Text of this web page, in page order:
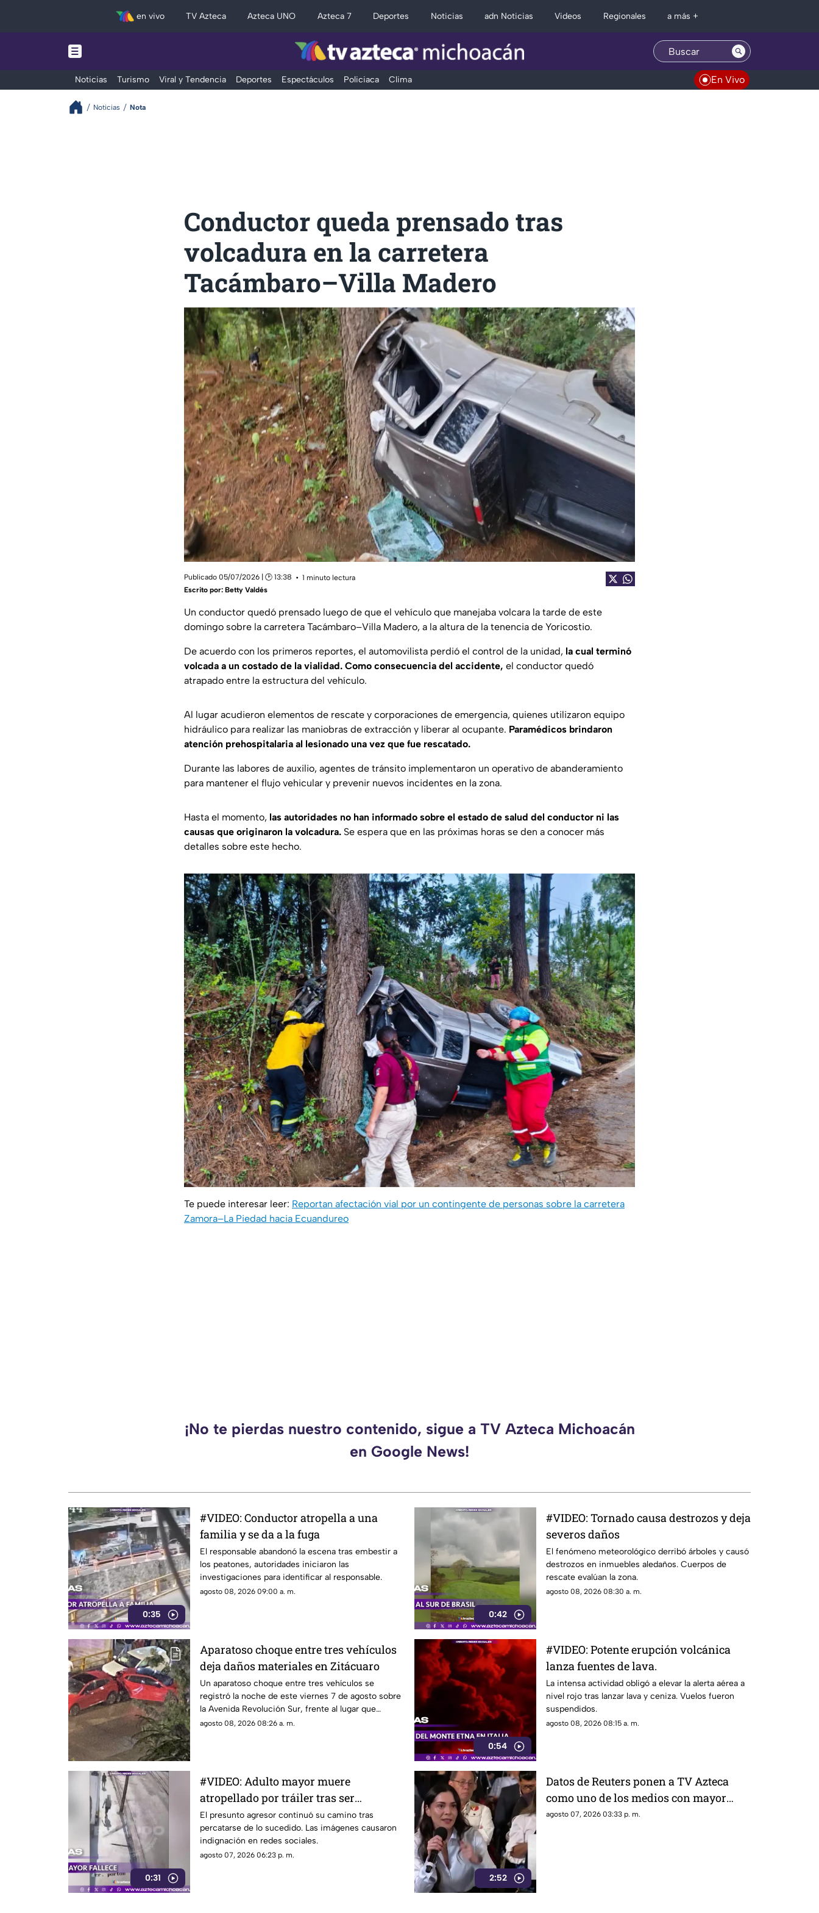
en vivo TV Azteca Azteca UNO Azteca 7 Deportes Noticias adn Noticias Videos Regionales a más +
Noticias Turismo Viral y Tendencia Deportes Espectáculos Policiaca Clima En Vivo
Noticias Nota
Conductor queda prensado tras
volcadura en la carretera
Tacámbaro–Villa Madero
Publicado 05/07/2026 | 🕑 13:38
1 minuto lectura
Escrito por: Betty Valdés
Un conductor quedó prensado luego de que el vehículo que manejaba volcara la tarde de este
domingo sobre la carretera Tacámbaro–Villa Madero, a la altura de la tenencia de Yoricostio.
De acuerdo con los primeros reportes, el automovilista perdió el control de la unidad, la cual terminó
volcada a un costado de la vialidad. Como consecuencia del accidente, el conductor quedó
atrapado entre la estructura del vehículo.
Al lugar acudieron elementos de rescate y corporaciones de emergencia, quienes utilizaron equipo
hidráulico para realizar las maniobras de extracción y liberar al ocupante. Paramédicos brindaron
atención prehospitalaria al lesionado una vez que fue rescatado.
Durante las labores de auxilio, agentes de tránsito implementaron un operativo de abanderamiento
para mantener el flujo vehicular y prevenir nuevos incidentes en la zona.
Hasta el momento, las autoridades no han informado sobre el estado de salud del conductor ni las
causas que originaron la volcadura. Se espera que en las próximas horas se den a conocer más
detalles sobre este hecho.
Te puede interesar leer: Reportan afectación vial por un contingente de personas sobre la carretera
Zamora–La Piedad hacia Ecuandureo
¡No te pierdas nuestro contenido, sigue a TV Azteca Michoacán
en Google News!
0:35
#VIDEO: Conductor atropella a una
familia y se da a la fuga
El responsable abandonó la escena tras embestir a
los peatones, autoridades iniciaron las
investigaciones para identificar al responsable.
agosto 08, 2026 09:00 a. m.
0:42
#VIDEO: Tornado causa destrozos y deja
severos daños
El fenómeno meteorológico derribó árboles y causó
destrozos en inmuebles aledaños. Cuerpos de
rescate evalúan la zona.
agosto 08, 2026 08:30 a. m.
Aparatoso choque entre tres vehículos
deja daños materiales en Zitácuaro
Un aparatoso choque entre tres vehículos se
registró la noche de este viernes 7 de agosto sobre
la Avenida Revolución Sur, frente al lugar que
anteriormente era conocido como El Pulpo Loco, en
agosto 08, 2026 08:26 a. m.
0:54
#VIDEO: Potente erupción volcánica
lanza fuentes de lava.
La intensa actividad obligó a elevar la alerta aérea a
nivel rojo tras lanzar lava y ceniza. Vuelos fueron
suspendidos.
agosto 08, 2026 08:15 a. m.
0:31
#VIDEO: Adulto mayor muere
atropellado por tráiler tras ser
empujado.
El presunto agresor continuó su camino tras
percatarse de lo sucedido. Las imágenes causaron
indignación en redes sociales.
agosto 07, 2026 06:23 p. m.
2:52
Datos de Reuters ponen a TV Azteca
como uno de los medios con mayor
alcance en México, tras polémica por
agosto 07, 2026 03:33 p. m.